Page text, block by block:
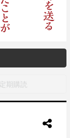
定期購読